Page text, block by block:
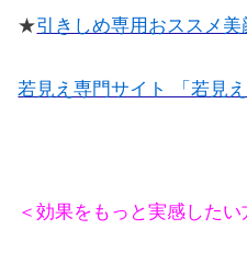
★引きしめ専用おススメ美
若見え専門サイト 「若見
＜効果をもっと実感した